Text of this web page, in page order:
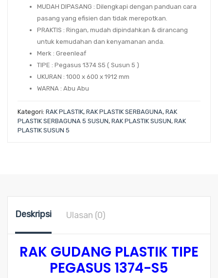
MUDAH DIPASANG : Dilengkapi dengan panduan cara
pasang yang efisien dan tidak merepotkan.
PRAKTIS : Ringan, mudah dipindahkan & dirancang
untuk kemudahan dan kenyamanan anda.
Merk : Greenleaf
TIPE : Pegasus 1374 S5 ( Susun 5 )
UKURAN : 1000 x 600 x 1912 mm
WARNA : Abu Abu
Kategori: RAK PLASTIK, RAK PLASTIK SERBAGUNA, RAK
PLASTIK SERBAGUNA 5 SUSUN, RAK PLASTIK SUSUN, RAK
PLASTIK SUSUN 5
Deskripsi Ulasan (0)
RAK GUDANG PLASTIK TIPE
PEGASUS 1374-S5